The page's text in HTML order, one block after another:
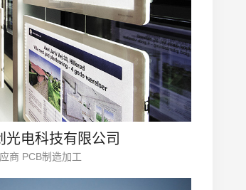
光电科技有限公司
商 PCB制造加工